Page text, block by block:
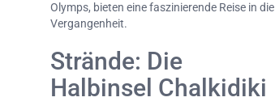
Olymps, bieten eine faszinierende Reise in die
Vergangenheit.
Strände: Die
Halbinsel Chalkidiki